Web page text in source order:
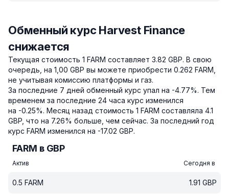
Обменный курс Harvest Finance
снижается
Текущая стоимость 1 FARM составляет 3.82 GBP. В свою
очередь, на 1,00 GBP вы можете приобрести 0.262 FARM,
не учитывая комиссию платформы и газ.
За последние 7 дней обменный курс упал на -4.77%. Тем
временем за последние 24 часа курс изменился
на -0.25%. Месяц назад стоимость 1 FARM составляла 4.1
GBP, что на 7.26% больше, чем сейчас. За последний год
курс FARM изменился на -17.02 GBP.
FARM в GBP
Актив Сегодня в
0.5 FARM 1.91 GBP